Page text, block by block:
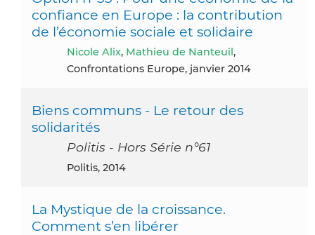
confiance en Europe : la contribution
de l’économie sociale et solidaire
Nicole Alix, Mathieu de Nanteuil,
Confrontations Europe, janvier 2014
Biens communs - Le retour des
solidarités
Politis - Hors Série n°61
Politis, 2014
La Mystique de la croissance.
Comment s’en libérer